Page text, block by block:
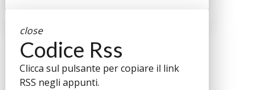
close
Codice Rss
Clicca sul pulsante per copiare il link
RSS negli appunti.